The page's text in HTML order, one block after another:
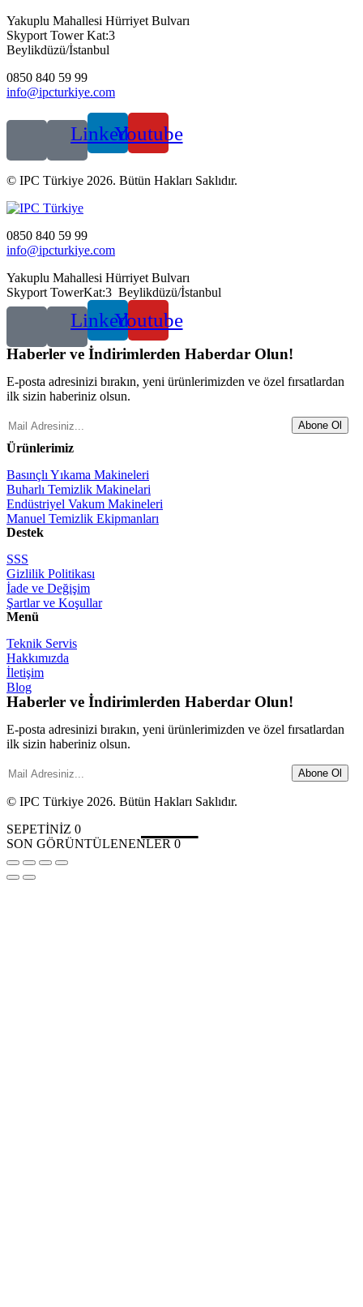
Yakuplu Mahallesi Hürriyet Bulvarı
Skyport Tower Kat:3
Beylikdüzü/İstanbul
0850 840 59 99
info@ipcturkiye.com
LinkedinYoutube
© IPC Türkiye 2026. Bütün Hakları Saklıdır.
0850 840 59 99
info@ipcturkiye.com
Yakuplu Mahallesi Hürriyet Bulvarı
Skyport TowerKat:3 Beylikdüzü/İstanbul
LinkedinYoutube
Haberler ve İndirimlerden Haberdar Olun!
E-posta adresinizi bırakın, yeni ürünlerimizden ve özel fırsatlardan
ilk sizin haberiniz olsun.
Abone Ol
Ürünlerimiz
Basınçlı Yıkama Makineleri
Buharlı Temizlik Makinelari
Endüstriyel Vakum Makineleri
Manuel Temizlik Ekipmanları
Destek
SSS
Gizlilik Politikası
İade ve Değişim
Şartlar ve Koşullar
Menü
Teknik Servis
Hakkımızda
İletişim
Blog
Haberler ve İndirimlerden Haberdar Olun!
E-posta adresinizi bırakın, yeni ürünlerimizden ve özel fırsatlardan
ilk sizin haberiniz olsun.
Abone Ol
© IPC Türkiye 2026. Bütün Hakları Saklıdır.
SEPETİNİZ 0
SON GÖRÜNTÜLENENLER 0